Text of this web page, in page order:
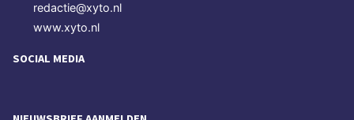
redactie@xyto.nl
www.xyto.nl
SOCIAL MEDIA